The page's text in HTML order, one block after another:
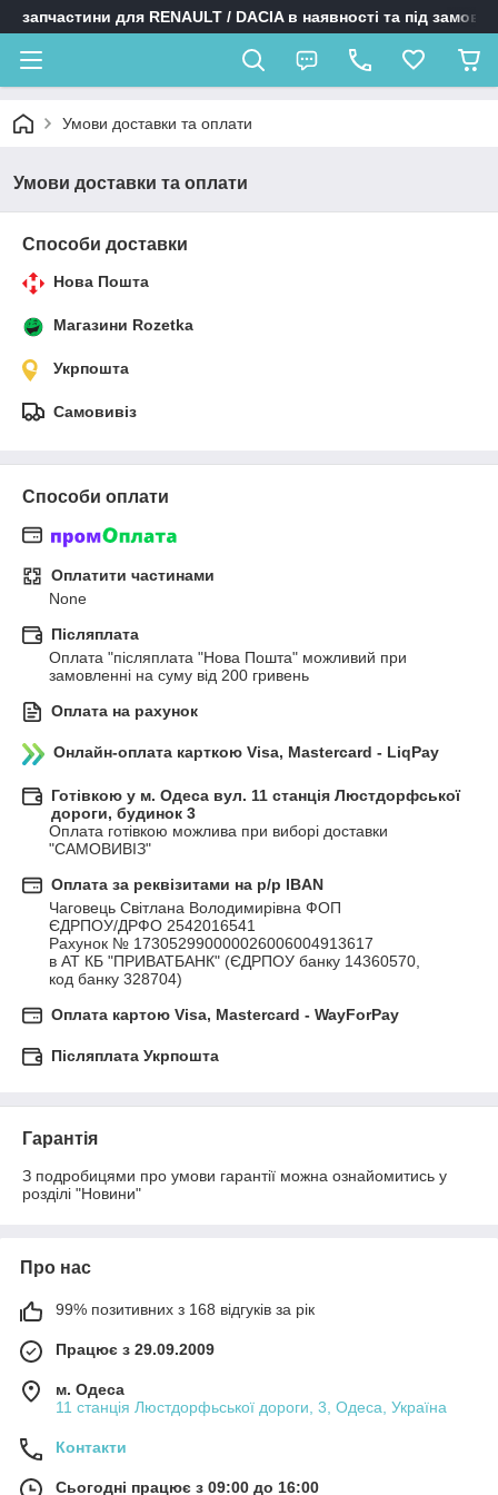
запчастини для RENAULT / DACIA в наявності та під
Умови доставки та оплати
Умови доставки та оплати
Способи доставки
Нова Пошта
Магазини Rozetka
Укрпошта
Самовивіз
Способи оплати
Оплатити частинами
None
Післяплата
Оплата "післяплата "Нова Пошта" можливий при
замовленні на суму від 200 гривень
Оплата на рахунок
Онлайн-оплата карткою Visa, Mastercard - LiqPay
Готівкою у м. Одеса вул. 11 станція Люстдорфської
дороги, будинок 3
Оплата готівкою можлива при виборі доставки
"САМОВИВІЗ"
Оплата за реквізитами на р/р IBAN
Чаговець Світлана Володимирівна ФОП
ЄДРПОУ/ДРФО 2542016541
Рахунок № 173052990000026006004913617
в АТ КБ "ПРИВАТБАНК" (ЄДРПОУ банку 14360570,
код банку 328704)
Оплата картою Visa, Mastercard - WayForPay
Післяплата Укрпошта
Гарантія
З подробицями про умови гарантії можна ознайомитись у
розділі "Новини"
Про нас
99% позитивних з 168 відгуків за рік
Працює з 29.09.2009
м. Одеса
11 станція Люстдорфьської дороги, 3, Одеса, Україна
Контакти
Сьогодні працює з 09:00 до 16:00